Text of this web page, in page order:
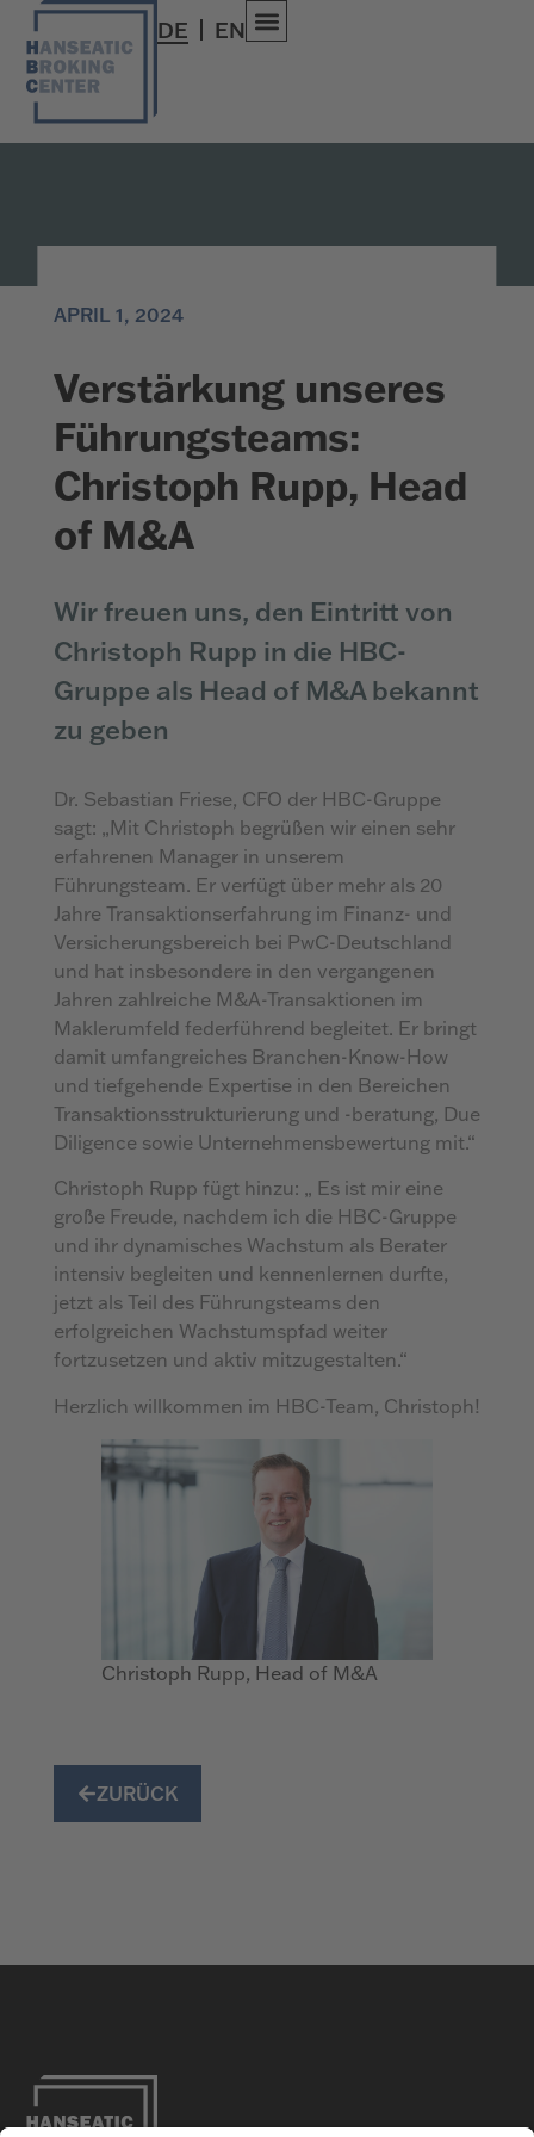
DE EN
APRIL 1, 2024
Verstärkung unseres
Führungsteams:
Christoph Rupp, Head
of M&A
Wir freuen uns, den Eintritt von
Christoph Rupp in die HBC-
Gruppe als Head of M&A bekannt
zu geben
Dr. Sebastian Friese, CFO der HBC-Gruppe
sagt: „Mit Christoph begrüßen wir einen sehr
erfahrenen Manager in unserem
Führungsteam. Er verfügt über mehr als 20
Jahre Transaktionserfahrung im Finanz- und
Versicherungsbereich bei PwC-Deutschland
und hat insbesondere in den vergangenen
Jahren zahlreiche M&A-Transaktionen im
Maklerumfeld federführend begleitet. Er bringt
damit umfangreiches Branchen-Know-How
und tiefgehende Expertise in den Bereichen
Transaktionsstrukturierung und -beratung, Due
Diligence sowie Unternehmensbewertung mit.“
Christoph Rupp fügt hinzu: „ Es ist mir eine
große Freude, nachdem ich die HBC-Gruppe
und ihr dynamisches Wachstum als Berater
intensiv begleiten und kennenlernen durfte,
jetzt als Teil des Führungsteams den
erfolgreichen Wachstumspfad weiter
fortzusetzen und aktiv mitzugestalten.“
Herzlich willkommen im HBC-Team, Christoph!
Christoph Rupp, Head of M&A
ZURÜCK